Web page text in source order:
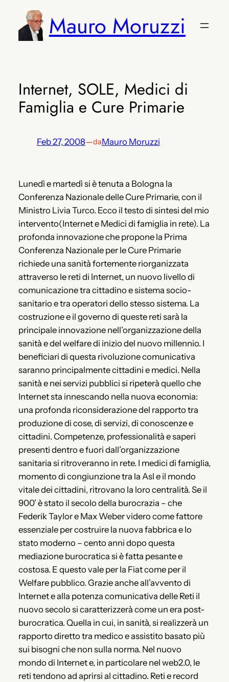
contenuto
Mauro Moruzzi
Internet, SOLE, Medici di
Famiglia e Cure Primarie
Feb 27, 2008—daMauro Moruzzi
Lunedì e martedì si è tenuta a Bologna la
Conferenza Nazionale delle Cure Primarie, con il
Ministro Livia Turco. Ecco il testo di sintesi del mio
intervento(Internet e Medici di famiglia in rete). La
profonda innovazione che propone la Prima
Conferenza Nazionale per le Cure Primarie
richiede una sanità fortemente riorganizzata
attraverso le reti di Internet, un nuovo livello di
comunicazione tra cittadino e sistema socio-
sanitario e tra operatori dello stesso sistema. La
costruzione e il governo di queste reti sarà la
principale innovazione nell’organizzazione della
sanità e del welfare di inizio del nuovo millennio. I
beneficiari di questa rivoluzione comunicativa
saranno principalmente cittadini e medici. Nella
sanità e nei servizi pubblici si ripeterà quello che
Internet sta innescando nella nuova economia:
una profonda riconsiderazione del rapporto tra
produzione di cose, di servizi, di conoscenze e
cittadini. Competenze, professionalità e saperi
presenti dentro e fuori dall’organizzazione
sanitaria si ritroveranno in rete. I medici di famiglia,
momento di congiunzione tra la Asl e il mondo
vitale dei cittadini, ritrovano la loro centralità. Se il
900’ è stato il secolo della burocrazia – che
Federik Taylor e Max Weber videro come fattore
essenziale per costruire la nuova fabbrica e lo
stato moderno – cento anni dopo questa
mediazione burocratica si è fatta pesante e
costosa. E questo vale per la Fiat come per il
Welfare pubblico. Grazie anche all’avvento di
Internet e alla potenza comunicativa delle Reti il
nuovo secolo si caratterizzerà come un era post-
burocratica. Quella in cui, in sanità, si realizzerà un
rapporto diretto tra medico e assistito basato più
sui bisogni che non sulla norma. Nel nuovo
mondo di Internet e, in particolare nel web2.0, le
reti tendono ad aprirsi al cittadino. Reti e record